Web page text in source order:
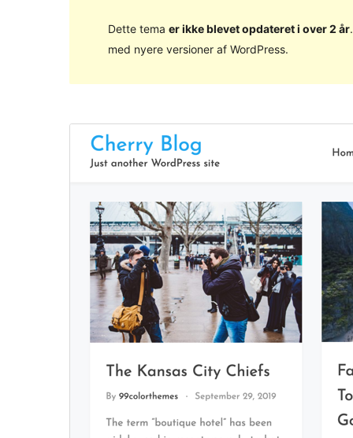
Dette tema er ikke blevet opdateret i over 2 år
med nyere versioner af WordPress.